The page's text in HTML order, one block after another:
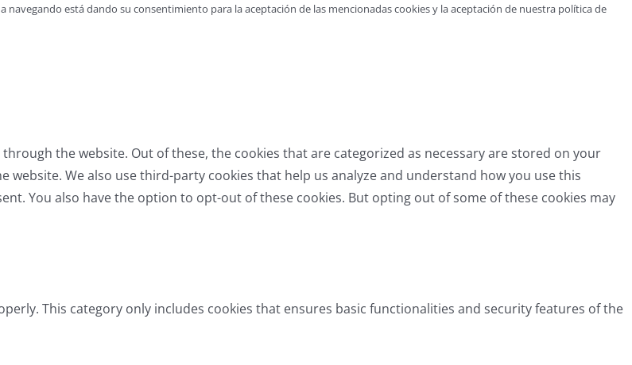
está dando su consentimiento para la aceptación de las mencionadas cookies y la aceptación de nuestra política de
the website. Out of these, the cookies that are categorized as necessary are stored on your
We also use third-party cookies that help us analyze and understand how you use this
You also have the option to opt-out of these cookies. But opting out of some of these cookies may
This category only includes cookies that ensures basic functionalities and security features of the